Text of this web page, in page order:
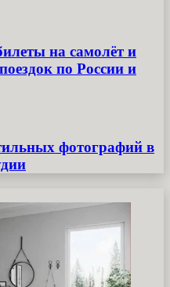
на самолёт и
по России и
фотографий в